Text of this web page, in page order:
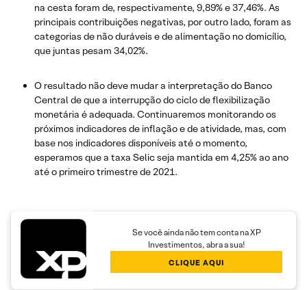
na cesta foram de, respectivamente, 9,89% e 37,46%. As
principais contribuições negativas, por outro lado, foram as
categorias de não duráveis e de alimentação no domicílio,
que juntas pesam 34,02%.
O resultado não deve mudar a interpretação do Banco
Central de que a interrupção do ciclo de flexibilização
monetária é adequada. Continuaremos monitorando os
próximos indicadores de inflação e de atividade, mas, com
base nos indicadores disponíveis até o momento,
esperamos que a taxa Selic seja mantida em 4,25% ao ano
até o primeiro trimestre de 2021.
Se você ainda não tem conta na XP
Investimentos, abra a sua!
CLIQUE AQUI